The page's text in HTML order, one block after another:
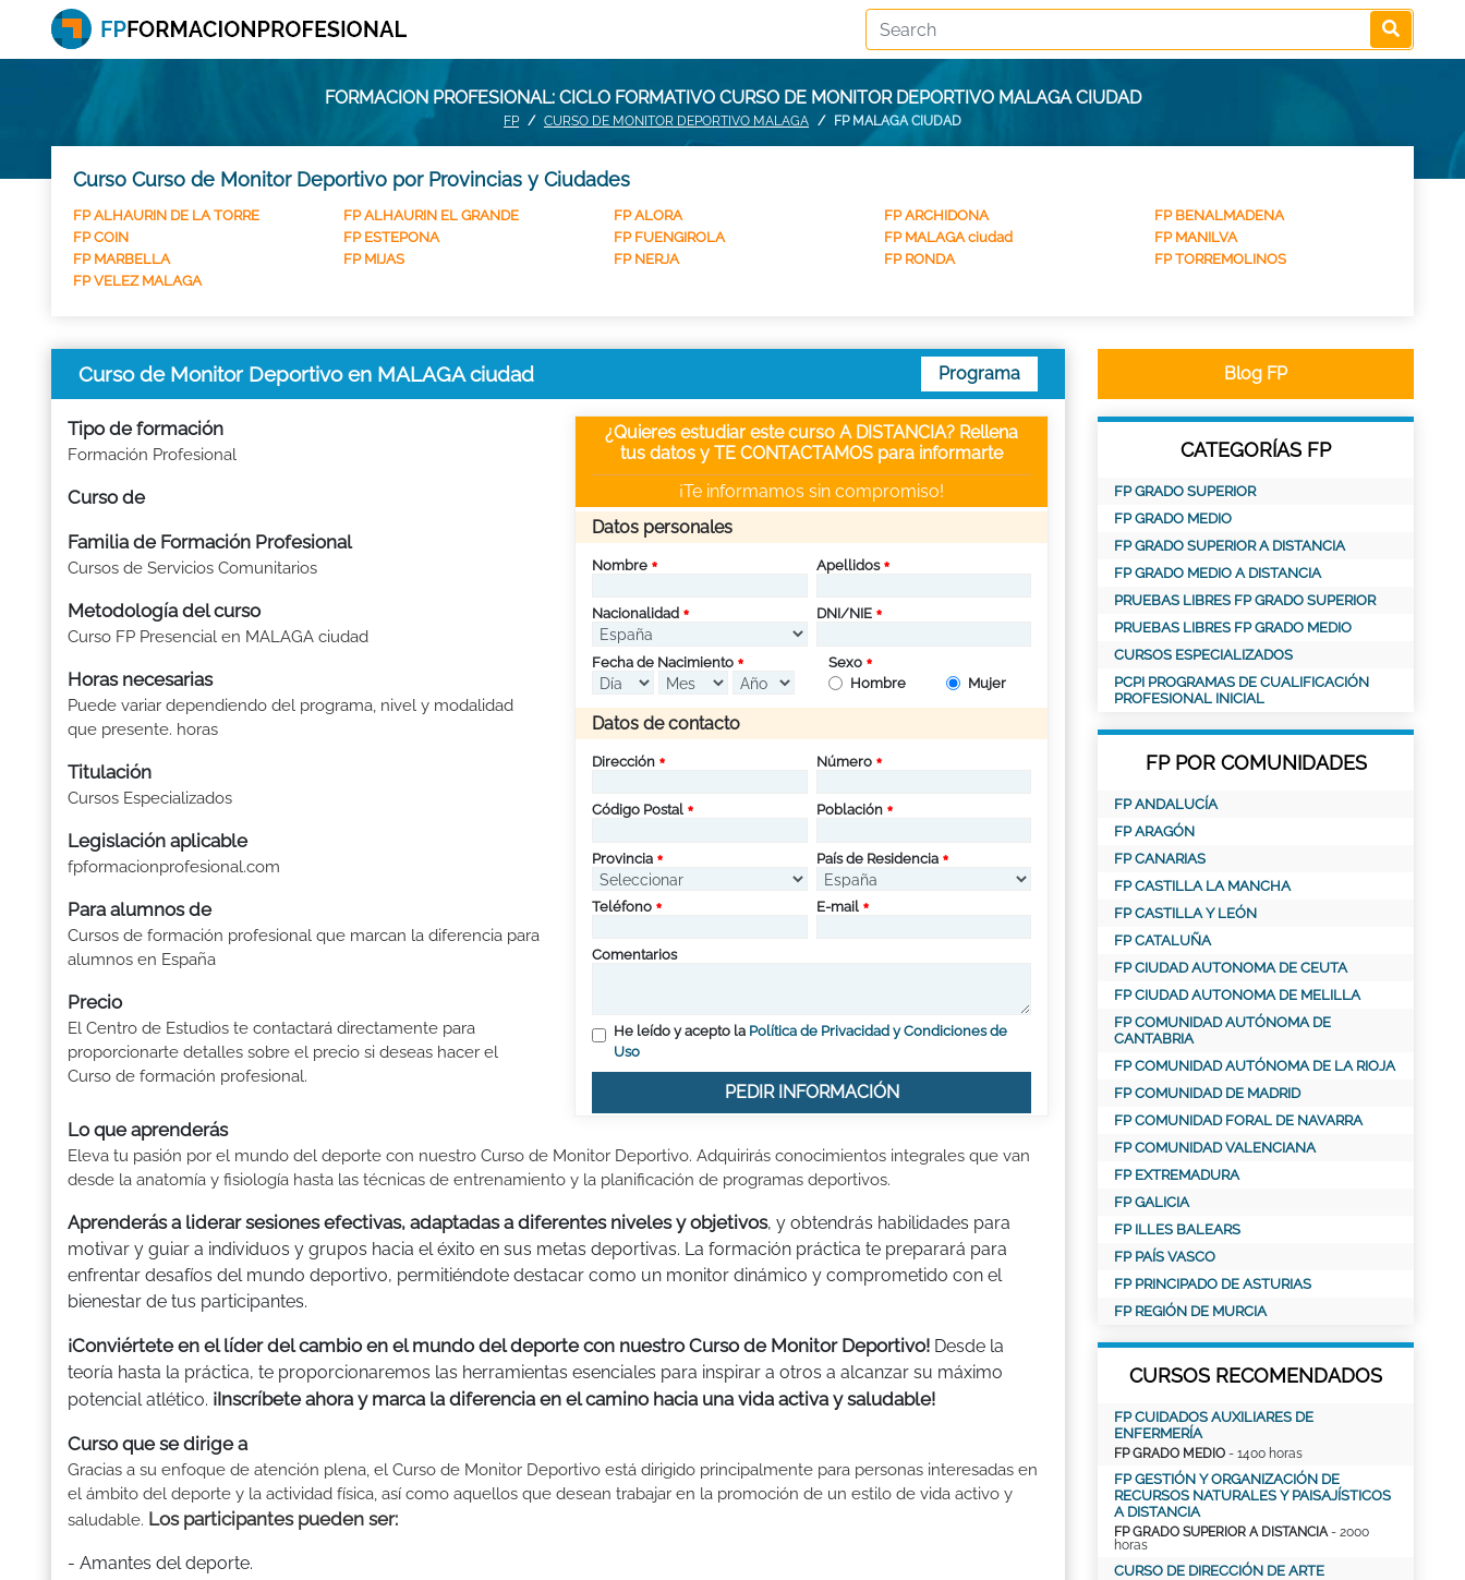
FORMACION PROFESIONAL: CICLO FORMATIVO CURSO DE MONITOR DEPORTIVO MALAGA CIUDAD
FP CURSO DE MONITOR DEPORTIVO MALAGA FP MALAGA CIUDAD
Curso Curso de Monitor Deportivo por Provincias y Ciudades
FP ALHAURIN DE LA TORRE FP ALHAURIN EL GRANDE FP ALORA FP ARCHIDONA
FP BENALMADENA
FP COIN
FP ESTEPONA FP FUENGIROLA FP MALAGA ciudad
FP MANILVA
FP MARBELLA
FP MIJAS FP NERJA FP RONDA
FP TORREMOLINOS
FP VELEZ MALAGA
Curso de Monitor Deportivo en MALAGA ciudad Programa
Tipo de formación
Formación Profesional
Curso de
Familia de Formación Profesional
Cursos de Servicios Comunitarios
Metodología del curso
Curso FP Presencial en MALAGA ciudad
Horas necesarias
Puede variar dependiendo del programa, nivel y modalidad
que presente. horas
Titulación
Cursos Especializados
Legislación aplicable
fpformacionprofesional.com
Para alumnos de
Cursos de formación profesional que marcan la diferencia para
alumnos en España
Precio
El Centro de Estudios te contactará directamente para
proporcionarte detalles sobre el precio si deseas hacer el
Curso de formación profesional.
¿Quieres estudiar este curso A DISTANCIA? Rellena
tus datos y TE CONTACTAMOS para informarte
¡Te informamos sin compromiso!
Datos personales
Nombre Apellidos
Nacionalidad DNI/NIE
Fecha de Nacimiento
Sexo
Hombre
Mujer
Datos de contacto
Dirección Número
Código Postal Población
Provincia País de Residencia
Teléfono E-mail
Comentarios
He leído y acepto la Política de Privacidad y Condiciones de
Uso
PEDIR INFORMACIÓN
Lo que aprenderás
Eleva tu pasión por el mundo del deporte con nuestro Curso de Monitor Deportivo. Adquirirás conocimientos integrales que van
desde la anatomía y fisiología hasta las técnicas de entrenamiento y la planificación de programas deportivos.
Aprenderás a liderar sesiones efectivas, adaptadas a diferentes niveles y objetivos, y obtendrás habilidades para
motivar y guiar a individuos y grupos hacia el éxito en sus metas deportivas. La formación práctica te preparará para
enfrentar desafíos del mundo deportivo, permitiéndote destacar como un monitor dinámico y comprometido con el
bienestar de tus participantes.
¡Conviértete en el líder del cambio en el mundo del deporte con nuestro Curso de Monitor Deportivo! Desde la
teoría hasta la práctica, te proporcionaremos las herramientas esenciales para inspirar a otros a alcanzar su máximo
potencial atlético. ¡Inscríbete ahora y marca la diferencia en el camino hacia una vida activa y saludable!
Curso que se dirige a
Gracias a su enfoque de atención plena, el Curso de Monitor Deportivo está dirigido principalmente para personas interesadas en
el ámbito del deporte y la actividad física, así como aquellos que desean trabajar en la promoción de un estilo de vida activo y
saludable. Los participantes pueden ser:
- Amantes del deporte.
Blog FP
CATEGORÍAS FP
FP GRADO SUPERIOR
FP GRADO MEDIO
FP GRADO SUPERIOR A DISTANCIA
FP GRADO MEDIO A DISTANCIA
PRUEBAS LIBRES FP GRADO SUPERIOR
PRUEBAS LIBRES FP GRADO MEDIO
CURSOS ESPECIALIZADOS
PCPI PROGRAMAS DE CUALIFICACIÓN
PROFESIONAL INICIAL
FP POR COMUNIDADES
FP ANDALUCÍA
FP ARAGÓN
FP CANARIAS
FP CASTILLA LA MANCHA
FP CASTILLA Y LEÓN
FP CATALUÑA
FP CIUDAD AUTONOMA DE CEUTA
FP CIUDAD AUTONOMA DE MELILLA
FP COMUNIDAD AUTÓNOMA DE
CANTABRIA
FP COMUNIDAD AUTÓNOMA DE LA RIOJA
FP COMUNIDAD DE MADRID
FP COMUNIDAD FORAL DE NAVARRA
FP COMUNIDAD VALENCIANA
FP EXTREMADURA
FP GALICIA
FP ILLES BALEARS
FP PAÍS VASCO
FP PRINCIPADO DE ASTURIAS
FP REGIÓN DE MURCIA
CURSOS RECOMENDADOS
FP CUIDADOS AUXILIARES DE
ENFERMERÍA
FP GRADO MEDIO - 1400 horas
FP GESTIÓN Y ORGANIZACIÓN DE
RECURSOS NATURALES Y PAISAJÍSTICOS
A DISTANCIA
FP GRADO SUPERIOR A DISTANCIA- 2000
horas
CURSO DE DIRECCIÓN DE ARTE